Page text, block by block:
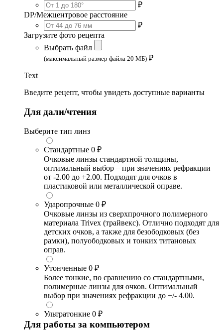
₽
DP/Межцентровое расстояние
₽
Загрузите фото рецепта
Выбрать файл
(максимальный размер файла 20 МБ) ₽
Text
Введите рецепт, чтобы увидеть доступные варианты
Для дали/чтения
Выберите тип линз
Стандартные 0 ₽
Очковые линзы стандартной толщины,
оптимальный выбор – при значениях рефракции
от -2.00 до +2.00. Подходят для очков в
пластиковой или металлической оправе.
Ударопрочные 0 ₽
Очковые линзы из сверхпрочного полимерного
материала Trivex (трайвекс). Отлично подходят для
детских очков, а также для безободковых (без
рамки), полуободковых и тонких титановых
оправ.
Утонченные 0 ₽
Более тонкие, по сравнению со стандартными,
полимерные линзы для очков. Оптимальный
выбор при значениях рефракции до +/- 4.00.
Ультратонкие 0 ₽
Для работы за компьютером